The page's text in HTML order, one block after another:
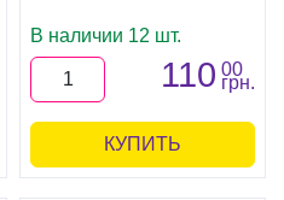
В наличии 12 шт.
110 00
грн.
КУПИТЬ